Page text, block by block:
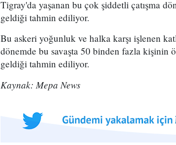
Tigray'da yaşanan bu çok şiddetli çatışma
geldiği tahmin ediliyor.
Bu askeri yoğunluk ve halka karşı işlenen
dönemde bu savaşta 50 binden fazla kişinin
geldiği tahmin ediliyor.
Kaynak: Mepa News